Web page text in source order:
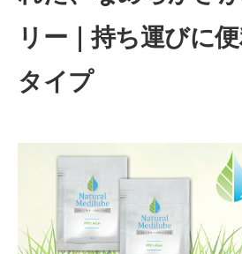
リー｜持ち運びに
タイプ